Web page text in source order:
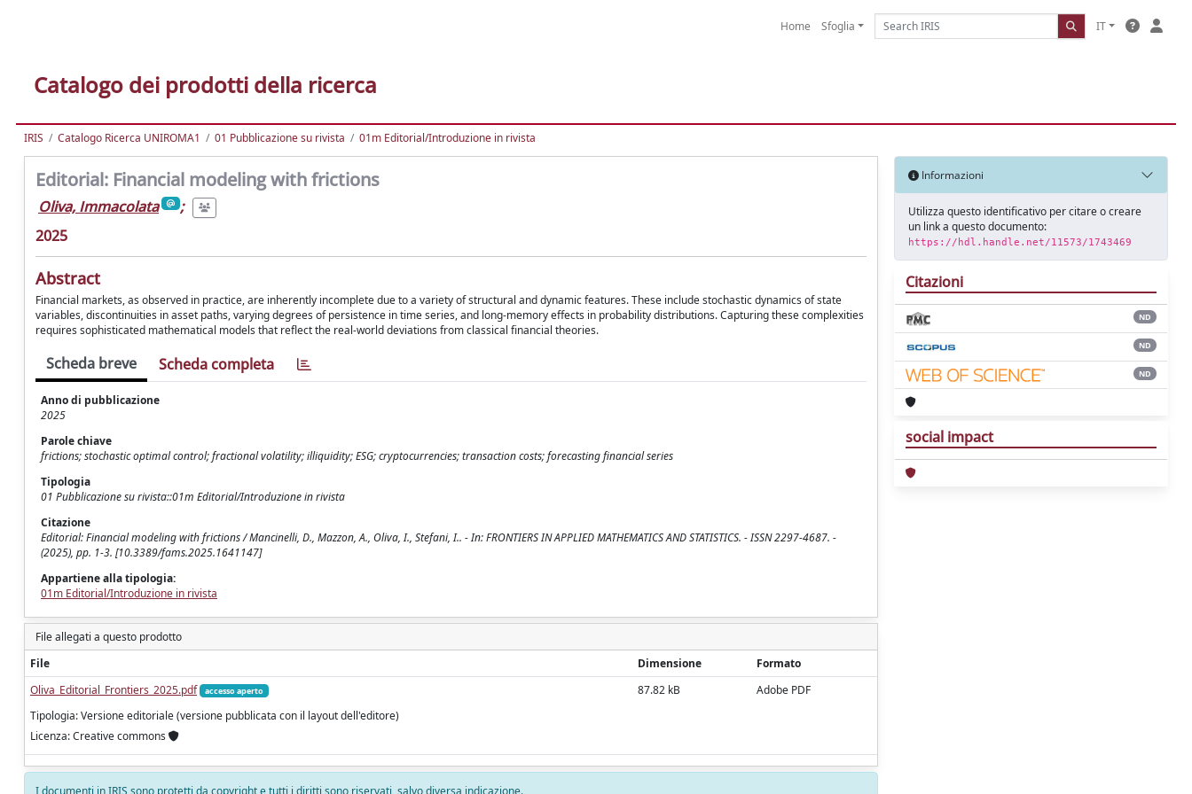
Home Sfoglia IT
Catalogo dei prodotti della ricerca
IRIS Catalogo Ricerca UNIROMA1 01 Pubblicazione su rivista 01m Editorial/Introduzione in rivista
Editorial: Financial modeling with frictions
Oliva, Immacolata
;
2025
Abstract
Financial markets, as observed in practice, are inherently incomplete due to a variety of structural and dynamic features. These include stochastic dynamics of state
variables, discontinuities in asset paths, varying degrees of persistence in time series, and long-memory effects in probability distributions. Capturing these complexities
requires sophisticated mathematical models that reflect the real-world deviations from classical financial theories.
Scheda breve Scheda completa
Anno di pubblicazione
2025
Parole chiave
frictions; stochastic optimal control; fractional volatility; illiquidity; ESG; cryptocurrencies; transaction costs; forecasting financial series
Tipologia
01 Pubblicazione su rivista::01m Editorial/Introduzione in rivista
Citazione
Editorial: Financial modeling with frictions / Mancinelli, D., Mazzon, A., Oliva, I., Stefani, I.. - In: FRONTIERS IN APPLIED MATHEMATICS AND STATISTICS. - ISSN 2297-4687. -
(2025), pp. 1-3. [10.3389/fams.2025.1641147]
Appartiene alla tipologia:
01m Editorial/Introduzione in rivista
File allegati a questo prodotto
File
Dimensione
Formato
Oliva_Editorial_Frontiers_2025.pdf
accesso aperto
Tipologia: Versione editoriale (versione pubblicata con il layout dell'editore)
Licenza: Creative commons
87.82 kB Adobe PDF
I documenti in IRIS sono protetti da copyright e tutti i diritti sono riservati, salvo diversa indicazione.
Informazioni
Utilizza questo identificativo per citare o creare
un link a questo documento:
https://hdl.handle.net/11573/1743469
Citazioni
ND
ND
ND
social impact